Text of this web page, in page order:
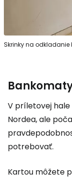
Skrinky na odkladanie
V príletovej
Nordea, ale
potrebovať.
Kartou môžete